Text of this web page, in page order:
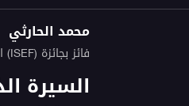
محمد الحارثي
فائز بجائزة (ISEF) الدولية
السيرة